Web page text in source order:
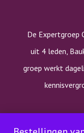
De Expertgroep
uit 4 leden,
groep werkt